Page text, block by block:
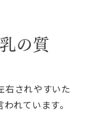
の質
右されやすいた
れています。